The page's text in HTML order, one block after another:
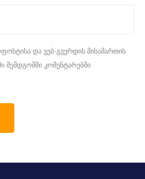
და ვებ-გვერდის მისამართის
შემდგომში კომენტარებში